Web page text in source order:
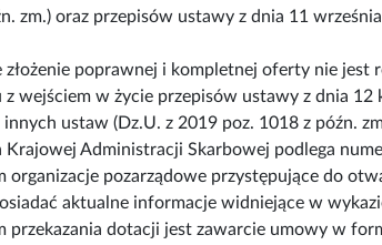
zm.) oraz przepisów ustawy z dnia 11
złożenie poprawnej i kompletnej oferty nie jest
z wejściem w życie przepisów ustawy z dnia
ustaw (Dz.U. z 2019 poz. 1018 z późn.
Krajowej Administracji Skarbowej podlega
organizacje pozarządowe przystępujące do
aktualne informacje widniejące w
przekazania dotacji jest zawarcie umowy w